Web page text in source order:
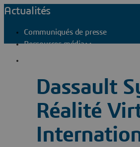
Actualités
Communiqués de presse
Ressources média
Dassault
Réalité